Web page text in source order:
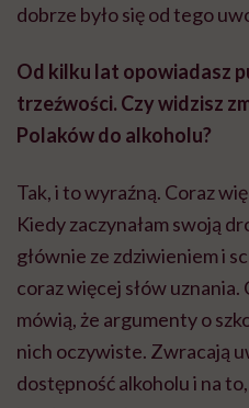
dobrze było się od tego
Od kilku lat opowiadasz
trzeźwości. Czy widzisz
Polaków do alkoholu?
Tak, i to wyraźną. Coraz
Kiedy zaczynałam swoją
głównie ze zdziwieniem i
coraz więcej słów uznania.
mówią, że argumenty o
nich oczywiste. Zwracają
dostępność alkoholu i na